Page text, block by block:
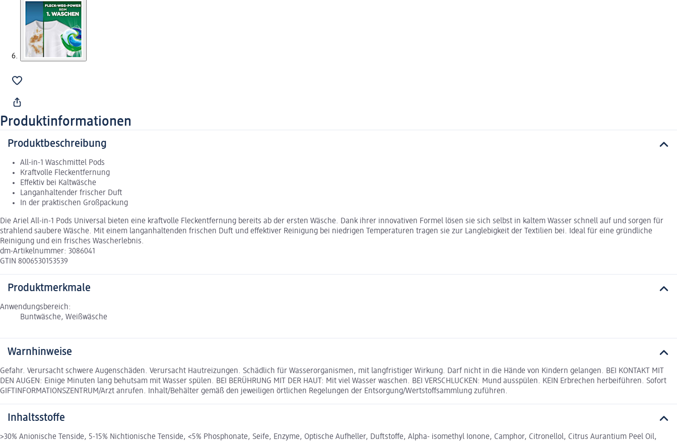
Produktinformationen
Produktbeschreibung
All-in-1 Waschmittel Pods
Kraftvolle Fleckentfernung
Effektiv bei Kaltwäsche
Langanhaltender frischer Duft
In der praktischen Großpackung
Die Ariel All-in-1 Pods Universal bieten eine kraftvolle Fleckentfernung bereits ab der ersten Wäsche. Dank ihrer innovativen Formel lösen sie sich selbst in kaltem Wasser schnell auf und sorgen für
strahlend saubere Wäsche. Mit einem langanhaltenden frischen Duft und effektiver Reinigung bei niedrigen Temperaturen tragen sie zur Langlebigkeit der Textilien bei. Ideal für eine gründliche
Reinigung und ein frisches Wascherlebnis.
dm-Artikelnummer: 3086041
GTIN 8006530153539
Produktmerkmale
Anwendungsbereich:
Buntwäsche, Weißwäsche
Warnhinweise
Gefahr. Verursacht schwere Augenschäden. Verursacht Hautreizungen. Schädlich für Wasserorganismen, mit langfristiger Wirkung. Darf nicht in die Hände von Kindern gelangen. BEI KONTAKT MIT
DEN AUGEN: Einige Minuten lang behutsam mit Wasser spülen. BEI BERÜHRUNG MIT DER HAUT: Mit viel Wasser waschen. BEI VERSCHLUCKEN: Mund ausspülen. KEIN Erbrechen herbeiführen. Sofort
GIFTINFORMATIONSZENTRUM/Arzt anrufen. Inhalt/Behälter gemäß den jeweiligen örtlichen Regelungen der Entsorgung/Wertstoffsammlung zuführen.
Inhaltsstoffe
>30% Anionische Tenside, 5-15% Nichtionische Tenside, <5% Phosphonate, Seife, Enzyme, Optische Aufheller, Duftstoffe, Alpha- isomethyl Ionone, Camphor, Citronellol, Citrus Aurantium Peel Oil,